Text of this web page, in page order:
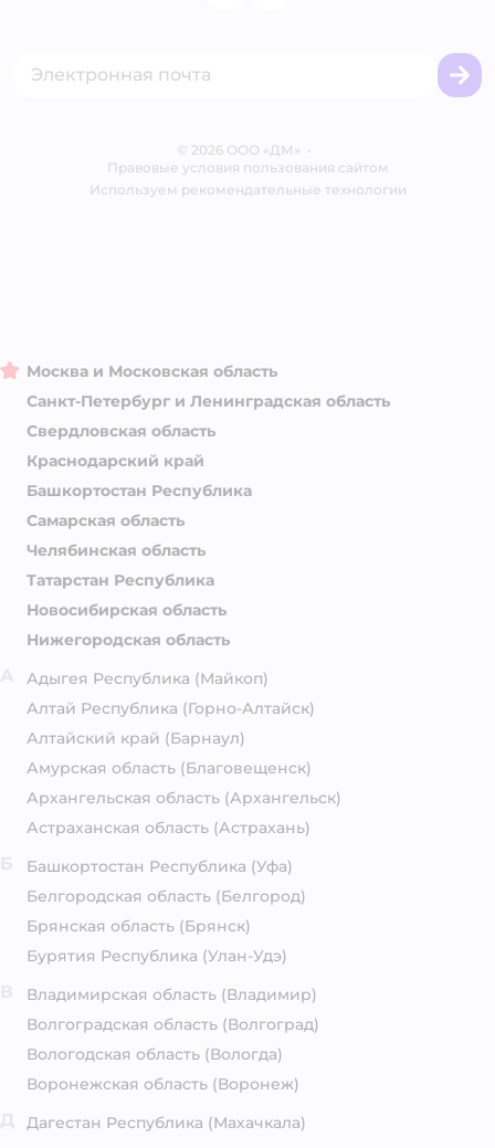
Блог
Корм для собак
© 2026 ООО «ДМ» •
Правовые условия пользования сайтом
Используем рекомендательные технологии
Москва и Московская область
Санкт-Петербург и Ленинградская область
Свердловская область
Краснодарский край
Башкортостан Республика
Самарская область
Челябинская область
Татарстан Республика
Новосибирская область
Нижегородская область
Адыгея Республика (Майкоп)
Алтай Республика (Горно-Алтайск)
Алтайский край (Барнаул)
Амурская область (Благовещенск)
Архангельская область (Архангельск)
Астраханская область (Астрахань)
Башкортостан Республика (Уфа)
Белгородская область (Белгород)
Брянская область (Брянск)
Бурятия Республика (Улан-Удэ)
Владимирская область (Владимир)
Волгоградская область (Волгоград)
Вологодская область (Вологда)
Воронежская область (Воронеж)
Дагестан Республика (Махачкала)